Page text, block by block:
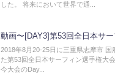
した。 将来において世界で通...
動画〜[DAY3]第53回全日本サ
2018年8月20-25日に三重県志摩市 国
た第53回全日本サーフィン選手権大
今大会のDay...